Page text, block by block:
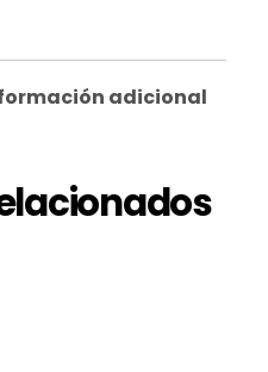
adicional